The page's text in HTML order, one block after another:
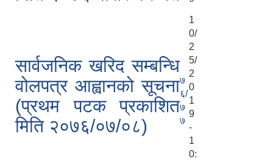
सार्वजनिक खरिद सम्बन्धि
वोलपत्र आह्वानको सूचना
(प्रथम पटक प्रकाशित
मिति २०७६/०७/०८)
७
६/
७
७
1
0/
2
5/
2
0
1
9
-
1
0: